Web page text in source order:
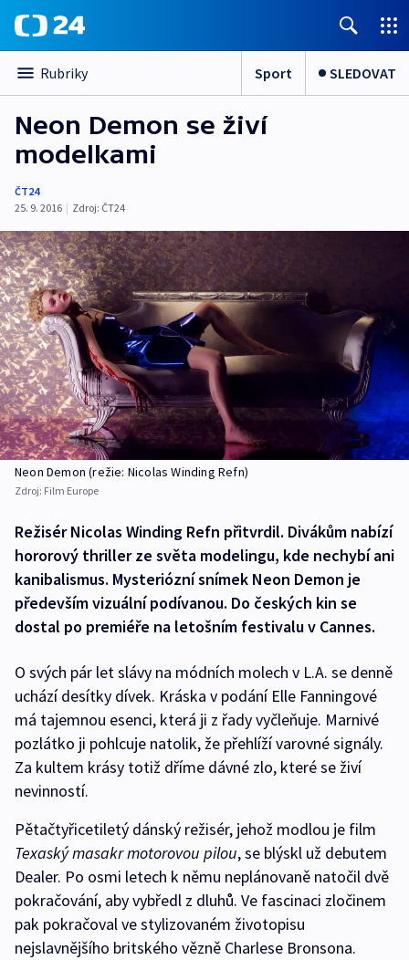
Rubriky Sport SLEDOVAT
Neon Demon se živí
modelkami
ČT24
25. 9. 2016 | Zdroj: ČT24
Neon Demon (režie: Nicolas Winding Refn)
Zdroj: Film Europe
Režisér Nicolas Winding Refn přitvrdil. Divákům nabízí
hororový thriller ze světa modelingu, kde nechybí ani
kanibalismus. Mysteriózní snímek Neon Demon je
především vizuální podívanou. Do českých kin se
dostal po premiéře na letošním festivalu v Cannes.
O svých pár let slávy na módních molech v L.A. se denně
uchází desítky dívek. Kráska v podání Elle Fanningové
má tajemnou esenci, která ji z řady vyčleňuje. Marnivé
pozlátko ji pohlcuje natolik, že přehlíží varovné signály.
Za kultem krásy totiž dříme dávné zlo, které se živí
nevinností.
Pětačtyřicetiletý dánský režisér, jehož modlou je film
Texaský masakr motorovou pilou, se blýskl už debutem
Dealer. Po osmi letech k němu neplánovaně natočil dvě
pokračování, aby vybředl z dluhů. Ve fascinaci zločinem
pak pokračoval ve stylizovaném životopisu
nejslavnějšího britského vězně Charlese Bronsona.